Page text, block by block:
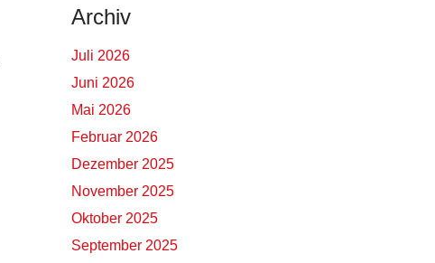
Archiv
Juli 2026
Juni 2026
Mai 2026
Februar 2026
Dezember 2025
November 2025
Oktober 2025
September 2025